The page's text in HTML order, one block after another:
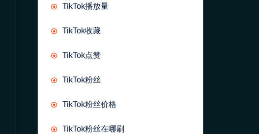
TikTok播放量
TikTok收藏
TikTok点赞
TikTok粉丝
TikTok粉丝价格
TikTok粉丝在哪刷